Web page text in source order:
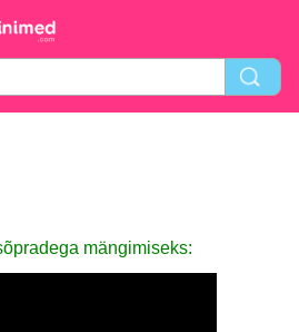
mängimiseks: